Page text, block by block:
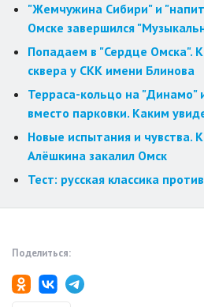
"Жемчужина Сибири" и
Омске завершился
Попадаем в "Сердце Омска".
сквера у СКК имени Блинова
Терраса-кольцо на "Динамо"
вместо парковки. Каким
Новые испытания и чувства.
Алёшкина закалил Омск
Тест: русская классика
Поделиться: